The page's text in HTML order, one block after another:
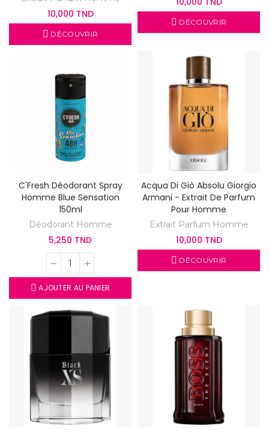
10,000 TND
DÉCOUVRIR
DÉCOUVRIR
C'Fresh Déodorant Spray
Homme Blue Sensation
150ml
Déodorant Homme
5,250 TND
AJOUTER AU PANIER
Acqua Di Giò Absolu Giorgio
Armani - Extrait De Parfum
Pour Homme
Extrait Parfum Homme
10,000 TND
DÉCOUVRIR